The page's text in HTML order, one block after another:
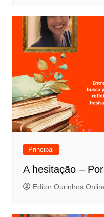
Principal
A hesitação –
Editor Ourinhos